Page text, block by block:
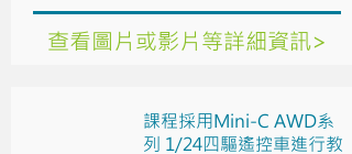
查看圖片或影片等詳細資訊>
課程採用Mini-C AWD系
列 1/24四驅遙控車進行教